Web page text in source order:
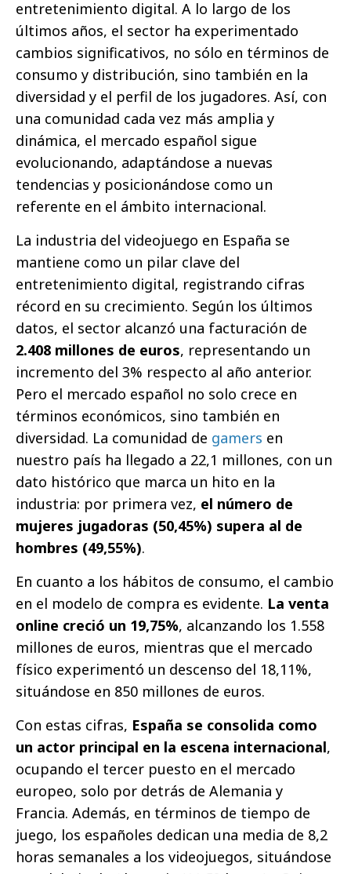
entretenimiento digital. A lo largo de los
últimos años, el sector ha experimentado
cambios significativos, no sólo en términos de
consumo y distribución, sino también en la
diversidad y el perfil de los jugadores. Así, con
una comunidad cada vez más amplia y
dinámica, el mercado español sigue
evolucionando, adaptándose a nuevas
tendencias y posicionándose como un
referente en el ámbito internacional.
La industria del videojuego en España se
mantiene como un pilar clave del
entretenimiento digital, registrando cifras
récord en su crecimiento. Según los últimos
datos, el sector alcanzó una facturación de
2.408 millones de euros, representando un
incremento del 3% respecto al año anterior.
Pero el mercado español no solo crece en
términos económicos, sino también en
diversidad. La comunidad de gamers en
nuestro país ha llegado a 22,1 millones, con un
dato histórico que marca un hito en la
industria: por primera vez, el número de
mujeres jugadoras (50,45%) supera al de
hombres (49,55%).
En cuanto a los hábitos de consumo, el cambio
en el modelo de compra es evidente. La venta
online creció un 19,75%, alcanzando los 1.558
millones de euros, mientras que el mercado
físico experimentó un descenso del 18,11%,
situándose en 850 millones de euros.
Con estas cifras, España se consolida como
un actor principal en la escena internacional,
ocupando el tercer puesto en el mercado
europeo, solo por detrás de Alemania y
Francia. Además, en términos de tiempo de
juego, los españoles dedican una media de 8,2
horas semanales a los videojuegos, situándose